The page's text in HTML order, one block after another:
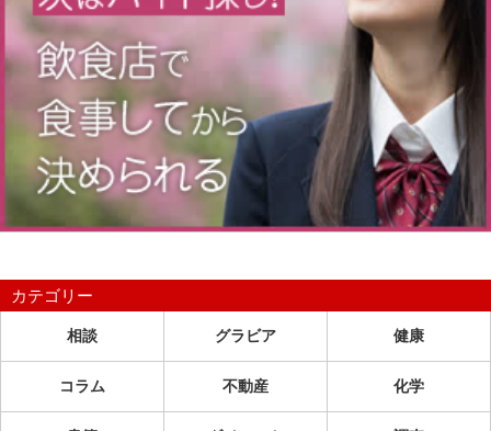
カテゴリー
相談 グラビア 健康
コラム 不動産 化学